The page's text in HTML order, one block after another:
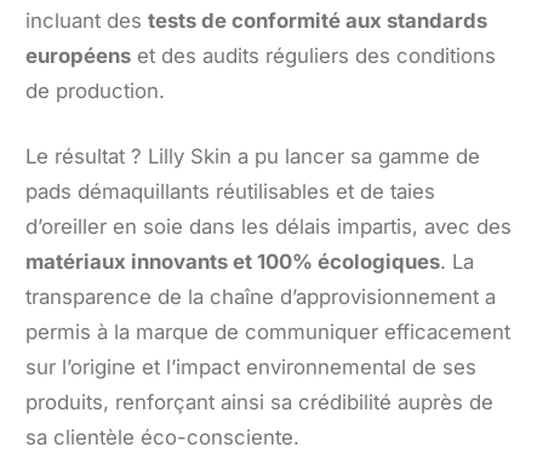
incluant destests de conformité aux standards
européens et des audits réguliers des conditions
de production.
Le résultat ? Lilly Skin a pu lancer sa gamme de
pads démaquillants réutilisables et de taies
d’oreiller en soie dans les délais impartis, avec des
matériaux innovants et 100% écologiques. La
transparence de la chaîne d’approvisionnement a
permis à la marque de communiquer efficacement
sur l’origine et l’impact environnemental de ses
produits, renforçant ainsi sa crédibilité auprès de
sa clientèle éco-consciente.